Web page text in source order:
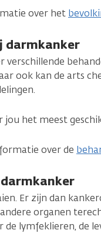
over het
darmkanker
ook kan de arts
jou het meest
over de
Er zijn dan
organen
de lymfeklieren, de